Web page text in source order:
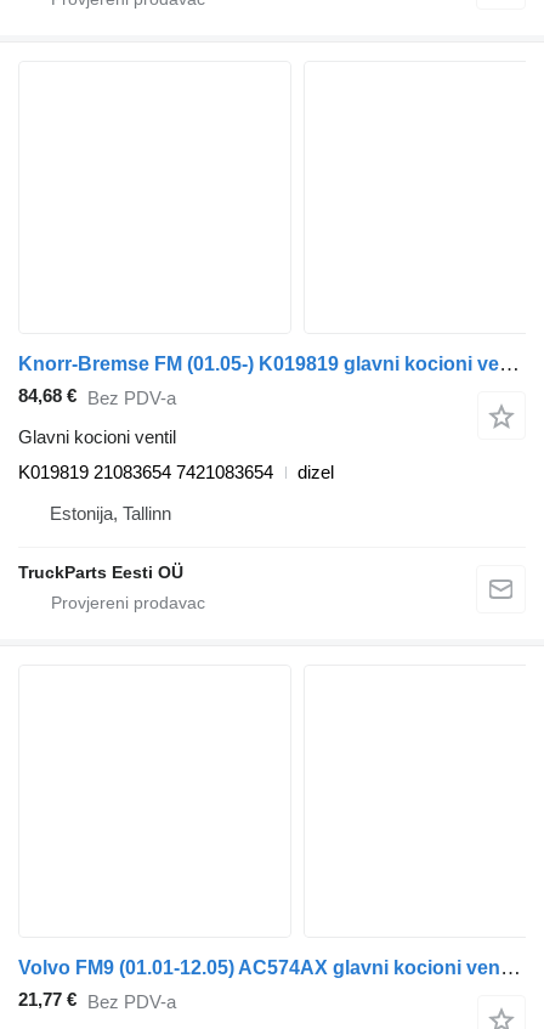
Knorr-Bremse FM (01.05-) K019819 glavni kocioni ventil za Volvo FM7-FM12, FM, FMX (1998-2014) tegljača
84,68 € Bez PDV-a
Glavni kocioni ventil
K019819 21083654 7421083654
dizel
Estonija, Tallinn
TruckParts Eesti OÜ
Volvo FM9 (01.01-12.05) AC574AX glavni kocioni ventil za Volvo FM7-FM12, FM, FMX (1998-2014) tegljača
21,77 € Bez PDV-a